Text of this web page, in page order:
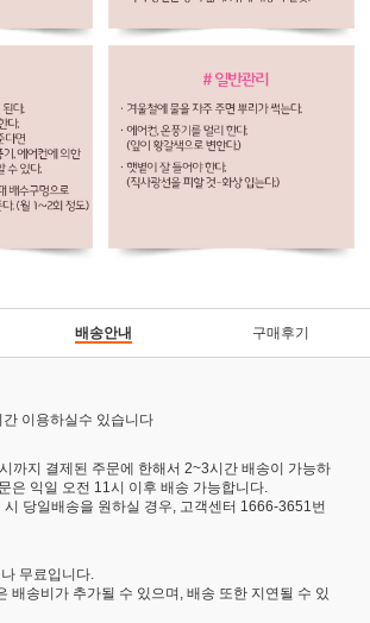
배송안내 구매후기
이용하실수 있습니다
까지 결제된 주문에 한해서 2~3시간 배송이 가능하
은 익일 오전 11시 이후 배송 가능합니다.
시 당일배송을 원하실 경우, 고객센터 1666-3651번
무료입니다.
배송비가 추가될 수 있으며, 배송 또한 지연될 수 있